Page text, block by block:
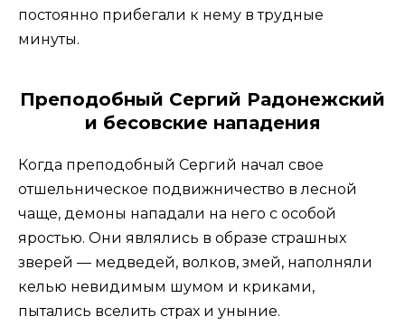
постоянно прибегали к нему в трудные
минуты.
Преподобный Сергий Радонежский
и бесовские нападения
Когда преподобный Сергий начал свое
отшельническое подвижничество в лесной
чаще, демоны нападали на него с особой
яростью. Они являлись в образе страшных
зверей — медведей, волков, змей, наполняли
келью невидимым шумом и криками,
пытались вселить страх и уныние.